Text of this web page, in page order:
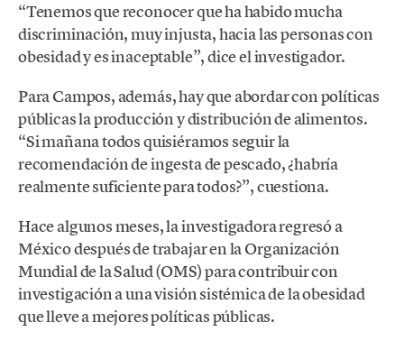
“Tenemos que reconocer que ha habido mucha
discriminación, muy injusta, hacia las personas con
obesidad y es inaceptable”, dice el investigador.
Para Campos, además, hay que abordar con políticas
públicas la producción y distribución de alimentos.
“Si mañana todos quisiéramos seguir la
recomendación de ingesta de pescado, ¿habría
realmente suficiente para todos?”, cuestiona.
Hace algunos meses, la investigadora regresó a
México después de trabajar en la Organización
Mundial de la Salud (OMS) para contribuir con
investigación a una visión sistémica de la obesidad
que lleve a mejores políticas públicas.